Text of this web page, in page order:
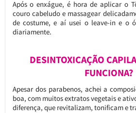
Após o enxágue, é hora de aplicar o
couro cabeludo e massagear
de costume, e aí usei o leave-in e o
diariamente.
DESINTOXICAÇÃO
FUNCIONA?
Apesar dos parabenos, achei a
boa, com muitos extratos vegetais e
diferença, que revitalizam, tonificam e